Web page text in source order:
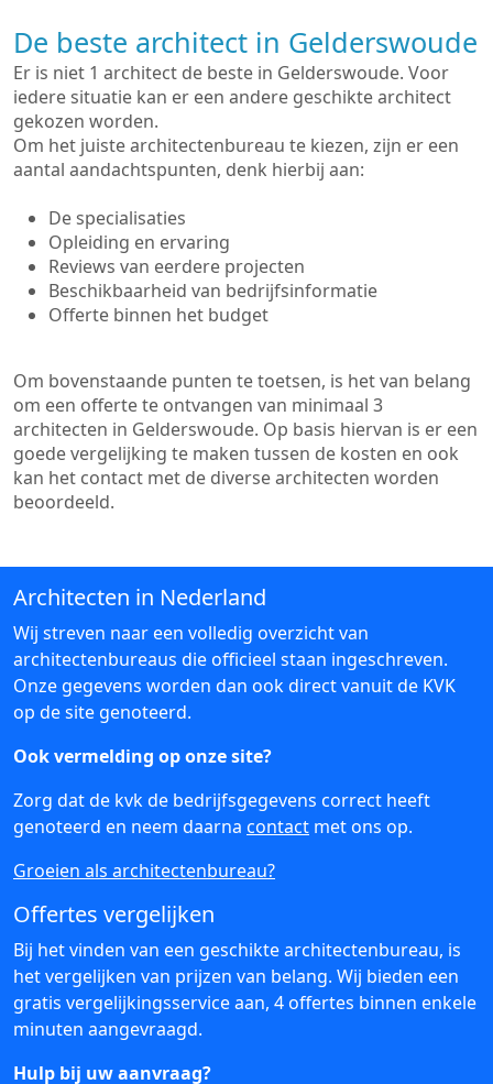
De beste architect in Gelderswoude
Er is niet 1 architect de beste in Gelderswoude. Voor
iedere situatie kan er een andere geschikte architect
gekozen worden.
Om het juiste architectenbureau te kiezen, zijn er een
aantal aandachtspunten, denk hierbij aan:
De specialisaties
Opleiding en ervaring
Reviews van eerdere projecten
Beschikbaarheid van bedrijfsinformatie
Offerte binnen het budget
Om bovenstaande punten te toetsen, is het van belang
om een offerte te ontvangen van minimaal 3
architecten in Gelderswoude. Op basis hiervan is er een
goede vergelijking te maken tussen de kosten en ook
kan het contact met de diverse architecten worden
beoordeeld.
Architecten in Nederland
Wij streven naar een volledig overzicht van
architectenbureaus die officieel staan ingeschreven.
Onze gegevens worden dan ook direct vanuit de KVK
op de site genoteerd.
Ook vermelding op onze site?
Zorg dat de kvk de bedrijfsgegevens correct heeft
genoteerd en neem daarna contact met ons op.
Groeien als architectenbureau?
Offertes vergelijken
Bij het vinden van een geschikte architectenbureau, is
het vergelijken van prijzen van belang. Wij bieden een
gratis vergelijkingsservice aan, 4 offertes binnen enkele
minuten aangevraagd.
Hulp bij uw aanvraag?